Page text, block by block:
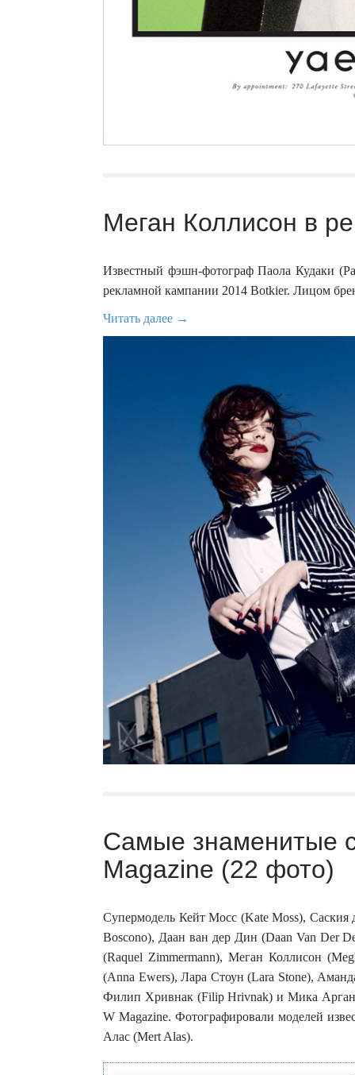
Меган Коллисон в
Известный фэшн-фотограф Паола Кудаки
рекламной кампании 2014 Botkier. Лицом
Читать далее →
Самые знаменитые
Magazine (22 фото)
Супермодель Кейт Мосс (Kate Moss), Саския
Boscono), Даан ван дер Дин (Daan Van Der
(Raquel Zimmermann), Меган Коллисон
(Anna Ewers), Лара Стоун (Lara Stone),
Филип Хривнак (Filip Hrivnak) и Мика
W Magazine. Фотографировали моделей
Алас (Mert Alas).